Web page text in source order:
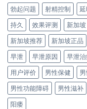
勃起问题
射精控制
持久
效果评测 新加坡
新加坡推荐
新加坡正品
早泄
早泄原因 早泄治
用户评价
男性保健
男性功能障碍
男性滋补
阳痿